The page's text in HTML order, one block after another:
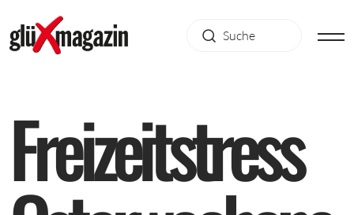
Freizeitstress